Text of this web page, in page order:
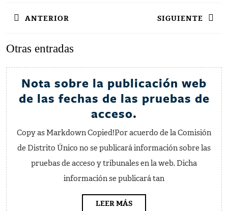
de
ANTERIOR
anterior:
SIGUIENTE
Otras entradas
Nota sobre la publicación web
de las fechas de las pruebas de
acceso.
sobre
la
publicación
web
Copy as Markdown Copied!Por acuerdo de la Comisión
de Distrito Único no se publicará información sobre las
pruebas de acceso y tribunales en la web. Dicha
información se publicará tan
LEER MÁSLEER